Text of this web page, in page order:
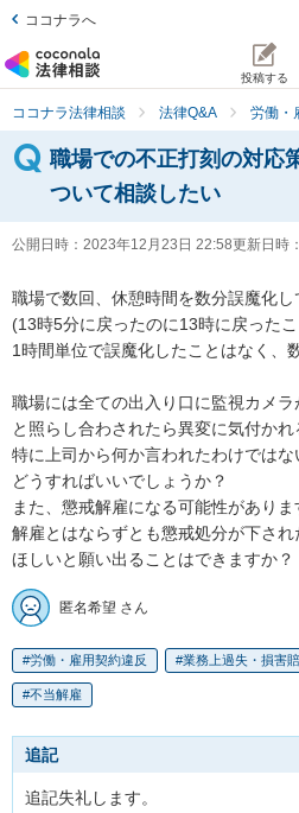
ココナラへ
投稿する
ココナラ法律相談 法律Q&A 労働・
職場での不正打刻の対応
ついて相談したい
公開日時： 2023年12月23日 22:58更新日時：
職場で数回、休憩時間を数分誤魔化し
(13時5分に戻ったのに13時に戻った
1時間単位で誤魔化したことはなく、
職場には全ての出入り口に監視カメ
と照らし合わされたら異変に気付かれ
特に上司から何か言われたわけでは
どうすればいいでしょうか？
また、懲戒解雇になる可能性がありま
解雇とはならずとも懲戒処分が下さ
ほしいと願い出ることはできますか？
匿名希望 さん
労働・雇用契約違反 業務上過失・損害
不当解雇
追記
追記失礼します。